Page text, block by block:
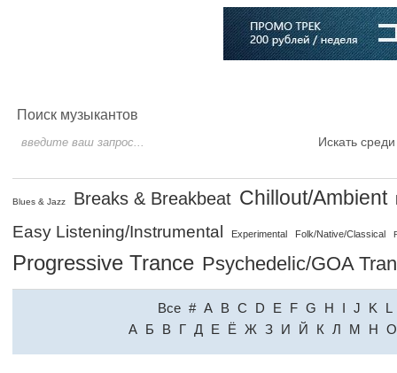
Поиск музыкантов
Искать
Blues & Jazz Breaks & Breakbeat Chillout/Ambient
Easy Listening/Instrumental Experimental Folk/Native/Classical
Progressive Trance Psychedelic/GOA
Все # A B C D E F G H I J K
L
A Б В Г Д Е Ё Ж З И Й К Л М Н О